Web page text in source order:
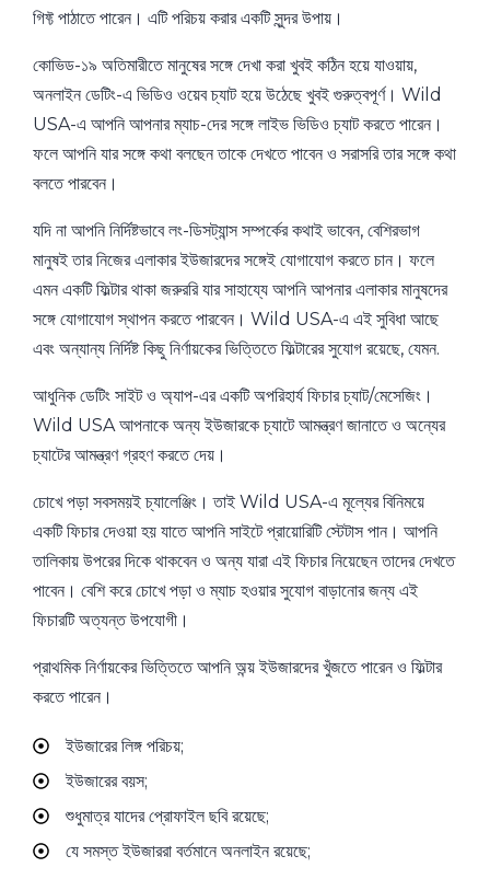
গিফ্ট পাঠাতে পারেন। এটি পরিচয় করার একটি সুন্দর উপায়।
কোভিড-১৯ অতিমারীতে মানুষের সঙ্গে দেখা করা খুবই কঠিন হয়ে যাওয়ায়,
অনলাইন ডেটিং-এ ভিডিও ওয়েব চ্যাট হয়ে উঠেছে খুবই গুরুত্বপূর্ণ। Wild
USA-এ আপনি আপনার ম্যাচ-দের সঙ্গে লাইভ ভিডিও চ্যাট করতে পারেন।
ফলে আপনি যার সঙ্গে কথা বলছেন তাকে দেখতে পাবেন ও সরাসরি তার সঙ্গে কথা
বলতে পারবেন।
যদি না আপনি নির্দিষ্টভাবে লং-ডিসট্যান্স সম্পর্কের কথাই ভাবেন, বেশিরভাগ
মানুষই তার নিজের এলাকার ইউজারদের সঙ্গেই যোগাযোগ করতে চান। ফলে
এমন একটি ফিল্টার থাকা জরুররি যার সাহায্যে আপনি আপনার এলাকার মানুষদের
সঙ্গে যোগাযোগ স্থাপন করতে পারবেন। Wild USA-এ এই সুবিধা আছে
এবং অন্যান্য নির্দিষ্ট কিছু নির্ণায়কের ভিত্তিতে ফিল্টারের সুযোগ রয়েছে, যেমন.
আধুনিক ডেটিং সাইট ও অ্যাপ-এর একটি অপরিহার্য ফিচার চ্যাট/মেসেজিং।
Wild USA আপনাকে অন্য ইউজারকে চ্যাটে আমন্ত্রণ জানাতে ও অন্যের
চ্যাটের আমন্ত্রণ গ্রহণ করতে দেয়।
চোখে পড়া সবসময়ই চ্যালেঞ্জিং। তাই Wild USA-এ মূল্যের বিনিময়ে
একটি ফিচার দেওয়া হয় যাতে আপনি সাইটে প্রায়োরিটি স্টেটাস পান। আপনি
তালিকায় উপরের দিকে থাকবেন ও অন্য যারা এই ফিচার নিয়েছেন তাদের দেখতে
পাবেন। বেশি করে চোখে পড়া ও ম্যাচ হওয়ার সুযোগ বাড়ানোর জন্য এই
ফিচারটি অত্যন্ত উপযোগী।
প্রাথমিক নির্ণায়কের ভিত্তিতে আপনি অন্য় ইউজারদের খুঁজতে পারেন ও ফিল্টার
করতে পারেন।
ইউজারের লিঙ্গ পরিচয়;
ইউজারের বয়স;
শুধুমাত্র যাদের প্রোফাইল ছবি রয়েছে;
যে সমস্ত ইউজাররা বর্তমানে অনলাইন রয়েছে;